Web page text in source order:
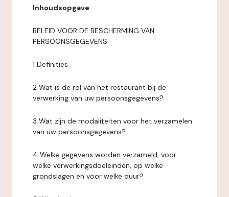
Inhoudsopgave
BELEID VOOR DE BESCHERMING VAN
PERSOONSGEGEVENS
1 Definities
2 Wat is de rol van het restaurant bij de
verwerking van uw persoonsgegevens?
3 Wat zijn de modaliteiten voor het verzamelen
van uw persoonsgegevens?
4 Welke gegevens worden verzameld, voor
welke verwerkingsdoeleinden, op welke
grondslagen en voor welke duur?